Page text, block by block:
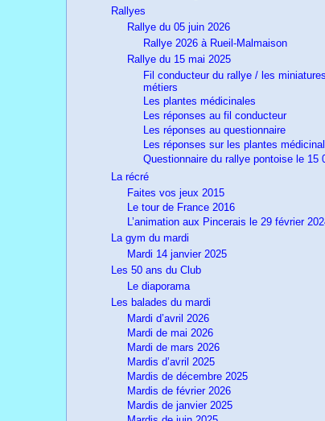
Rallyes
Rallye du 05 juin 2026
Rallye 2026 à Rueil-Malmaison
Rallye du 15 mai 2025
Fil conducteur du rallye / les
métiers
Les plantes médicinales
Les réponses au fil conducteur
Les réponses au questionnaire
Les réponses sur les plantes
Questionnaire du rallye pontoise le 15
La récré
Faites vos jeux 2015
Le tour de France 2016
L’animation aux Pincerais le 29 février
La gym du mardi
Mardi 14 janvier 2025
Les 50 ans du Club
Le diaporama
Les balades du mardi
Mardi d’avril 2026
Mardi de mai 2026
Mardi de mars 2026
Mardis d’avril 2025
Mardis de décembre 2025
Mardis de février 2026
Mardis de janvier 2025